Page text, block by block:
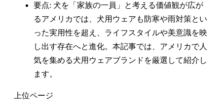
要点: 犬を「家族の一員」と考える価値観が広が
るアメリカでは、犬用ウェアも防寒や雨対策とい
った実用性を超え、ライフスタイルや美意識を映
し出す存在へと進化。本記事では、アメリカで人
気を集める犬用ウェアブランドを厳選して紹介し
ます。
上位ページ